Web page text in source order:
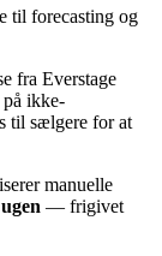
til forecasting og
fra Everstage
ikke-
til sælgere for at
manuelle
— frigivet